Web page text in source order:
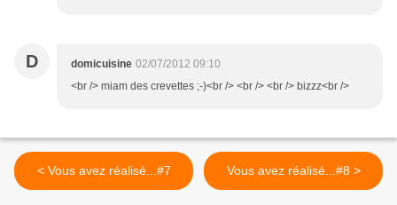
D domicuisine 02/07/2012 09:10
<br /> miam des crevettes ;-)<br /> <br /> <br /> bizzz<br />
< Vous avez réalisé...#7 Vous avez réalisé...#8 >